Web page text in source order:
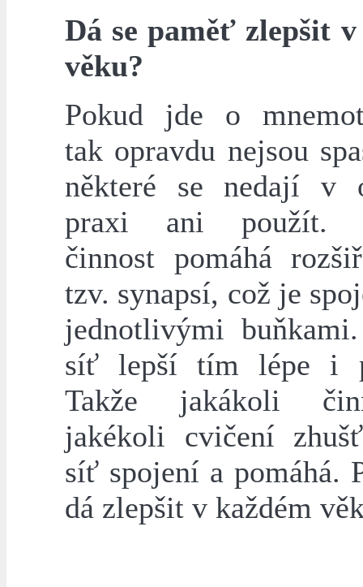
Dá se paměť zlepšit
věku?
Pokud jde o
tak opravdu nejsou
některé se nedají v
praxi ani použít.
činnost pomáhá
tzv. synapsí, což je
jednotlivými
síť lepší tím lépe i
Takže jakákoli
jakékoli cvičení
síť spojení a pomáhá.
dá zlepšit v každém